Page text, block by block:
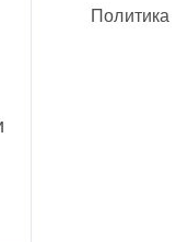
Политика